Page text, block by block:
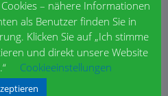
2025
2025
2024
2024
– nähere Informationen
als Benutzer finden Sie in
Klicken Sie auf „Ich stimme
und direkt unsere Website
Cookieeinstellungen